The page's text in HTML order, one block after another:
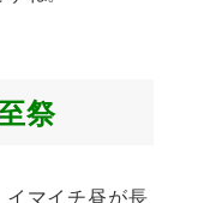
祭
マイチ昼が長